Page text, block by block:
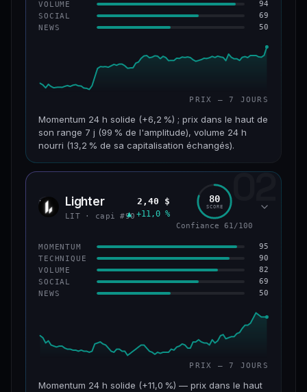
VOLUME 94
SOCIAL 69
NEWS 50
PRIX — 7 JOURS
Momentum 24 h solide (+6,2 %) ; prix dans le haut de
son range 7 j (99 % de l'amplitude), volume 24 h
nourri (13,2 % de sa capitalisation échangés).
CAP. MARCHÉ VOLUME 24 H
VAR. 7 J VAR. 30 J
+32,8 %
VS ATH
−93,6 %
CONFIANCE 64/100
02
LIT Lighter
LIT · capi #90
2,40 $
▲ +11,0 %
80
SCORE
Confiance 61/100
MOMENTUM 95
TECHNIQUE 90
VOLUME 82
SOCIAL 69
NEWS 50
PRIX — 7 JOURS
Momentum 24 h solide (+11,0 %) — prix dans le haut